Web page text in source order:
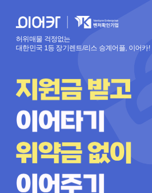
허위매물 걱정없는
대한민국 1등 장기렌트/리스 승계어플, 이어카!